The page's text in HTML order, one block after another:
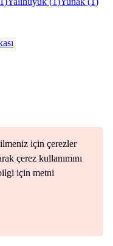
için çerezler
çerez kullanımını
için metni